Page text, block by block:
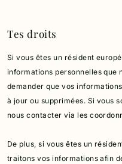
Tes droits
Si vous êtes un résident
informations personnelles que
demander que vos
à jour ou supprimées. Si vous
nous contacter via les
De plus, si vous êtes un
traitons vos informations afin